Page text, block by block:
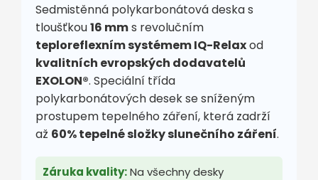
Sedmistěnná polykarbonátová deska s
tloušťkou16 mms revolučním
teploreflexním systémem IQ-Relaxod
kvalitních evropských dodavatelů
EXOLON®. Speciální třída
polykarbonátových desek se sníženým
prostupem tepelného záření, která zadrží
až 60% tepelné složky slunečního záření.
Záruka kvality:Na všechny desky